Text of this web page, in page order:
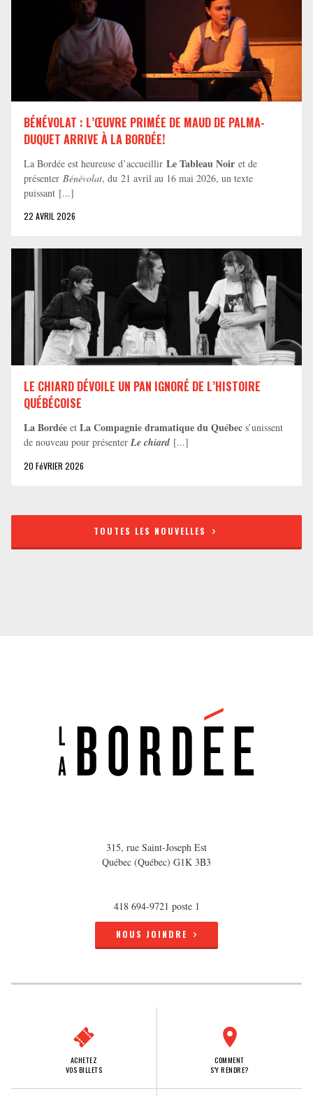
BÉNÉVOLAT : L’ŒUVRE PRIMÉE DE MAUD DE PALMA-
DUQUET ARRIVE À LA BORDÉE!
La Bordée est heureuse d’accueillir Le Tableau Noir et de
présenter Bénévolat, du 21 avril au 16 mai 2026, un texte
puissant [...]
22 AVRIL 2026
LE CHIARD DÉVOILE UN PAN IGNORÉ DE L’HISTOIRE
QUÉBÉCOISE
La Bordée et La Compagnie dramatique du Québec s’unissent
de nouveau pour présenter Le chiard [...]
20 FéVRIER 2026
TOUTES LES NOUVELLES
315, rue Saint-Joseph Est
Québec (Québec) G1K 3B3
418 694-9721 poste 1
NOUS JOINDRE
ACHETEZ
VOS BILLETS
COMMENT
S'Y RENDRE?